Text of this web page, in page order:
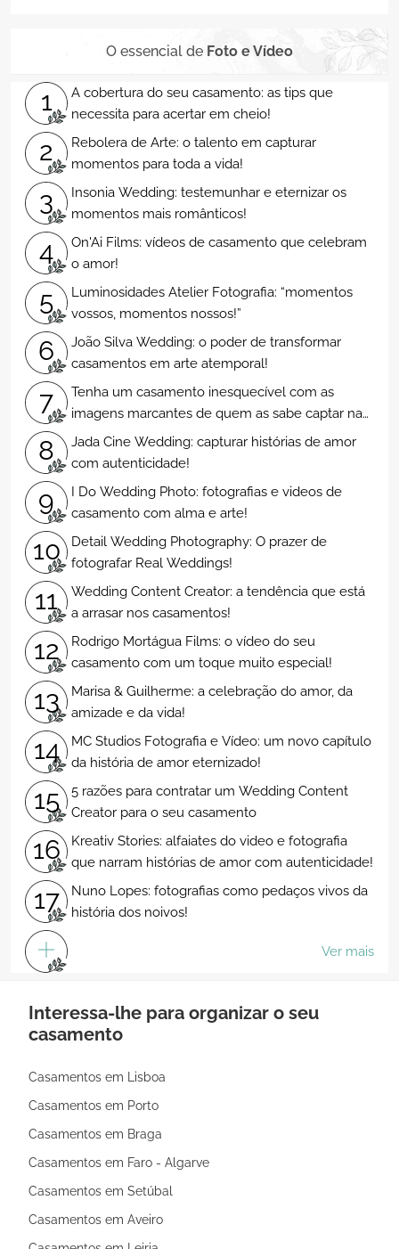
O essencial de Foto e Vídeo
1
A cobertura do seu casamento: as tips que
necessita para acertar em cheio!
2
Rebolera de Arte: o talento em capturar
momentos para toda a vida!
3
Insonia Wedding: testemunhar e eternizar os
momentos mais românticos!
4
On'Ai Films: vídeos de casamento que celebram
o amor!
5
Luminosidades Atelier Fotografia: “momentos
vossos, momentos nossos!”
6
João Silva Wedding: o poder de transformar
casamentos em arte atemporal!
7
Tenha um casamento inesquecível com as
imagens marcantes de quem as sabe captar na
perfeição
8
Jada Cine Wedding: capturar histórias de amor
com autenticidade!
9
I Do Wedding Photo: fotografias e videos de
casamento com alma e arte!
10
Detail Wedding Photography: O prazer de
fotografar Real Weddings!
11
Wedding Content Creator: a tendência que está
a arrasar nos casamentos!
12
Rodrigo Mortágua Films: o vídeo do seu
casamento com um toque muito especial!
13
Marisa & Guilherme: a celebração do amor, da
amizade e da vida!
14
MC Studios Fotografia e Vídeo: um novo capítulo
da história de amor eternizado!
15
5 razões para contratar um Wedding Content
Creator para o seu casamento
16
Kreativ Stories: alfaiates do video e fotografia
que narram histórias de amor com autenticidade!
17
Nuno Lopes: fotografias como pedaços vivos da
história dos noivos!
Ver mais
Interessa-lhe para organizar o seu
casamento
Casamentos em Lisboa
Casamentos em Porto
Casamentos em Braga
Casamentos em Faro - Algarve
Casamentos em Setúbal
Casamentos em Aveiro